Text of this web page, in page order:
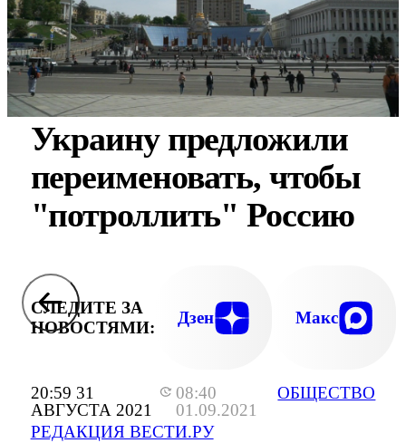
20:59 31
АВГУСТА 2021
08:40
01.09.2021
РЕДАКЦИЯ ВЕСТИ.РУ
ОБЩЕСТВО
Украину предложили
переименовать, чтобы
"потроллить" Россию
СЛЕДИТЕ ЗА
НОВОСТЯМИ:
Дзен Макс